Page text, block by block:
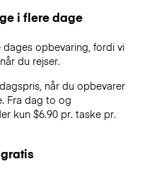
i flere dage
opbevaring, fordi vi
du rejser.
når du opbevarer
Fra dag to og
kun $6.90 pr. taske pr.